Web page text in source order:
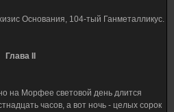
Основания, 104-тый Ганметалликус.
Глава II
на Морфее световой день длится
часов, а вот ночь - целых сорок